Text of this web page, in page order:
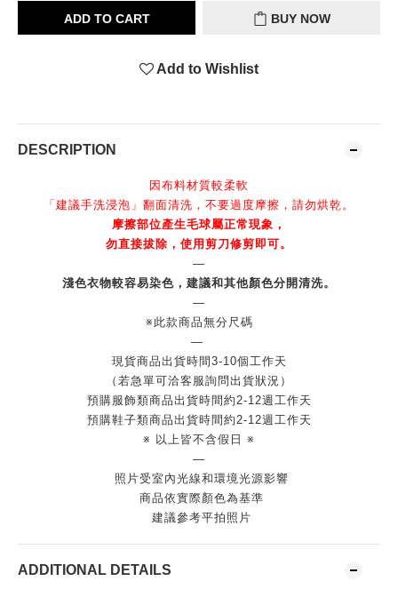
ADD TO CART BUY NOW
Add to Wishlist
DESCRIPTION
因布料材質較柔軟
「建議手洗浸泡」翻面清洗，不要過度摩擦，請勿烘乾。
摩擦部位產生毛球屬正常現象，
勿直接拔除，使用剪刀修剪即可。
—
淺色衣物較容易染色，建議和其他顏色分開清洗。
—
※此款商品無分尺碼
—
現貨商品出貨時間3-10個工作天
（若急單可洽客服詢問出貨狀況）
預購服飾類商品出貨時間約2-12週工作天
預購鞋子類商品出貨時間約2-12週工作天
※ 以上皆不含假日 ※
—
照片受室內光線和環境光源影響
商品依實際顏色為基準
建議參考平拍照片
ADDITIONAL DETAILS